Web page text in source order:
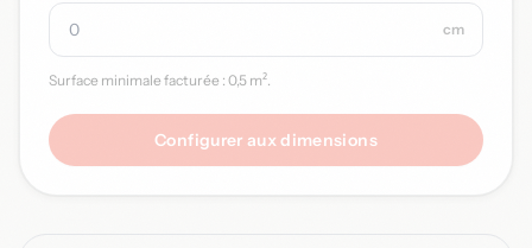
cm
Surface minimale facturée : 0,5 m².
Configurer aux dimensions